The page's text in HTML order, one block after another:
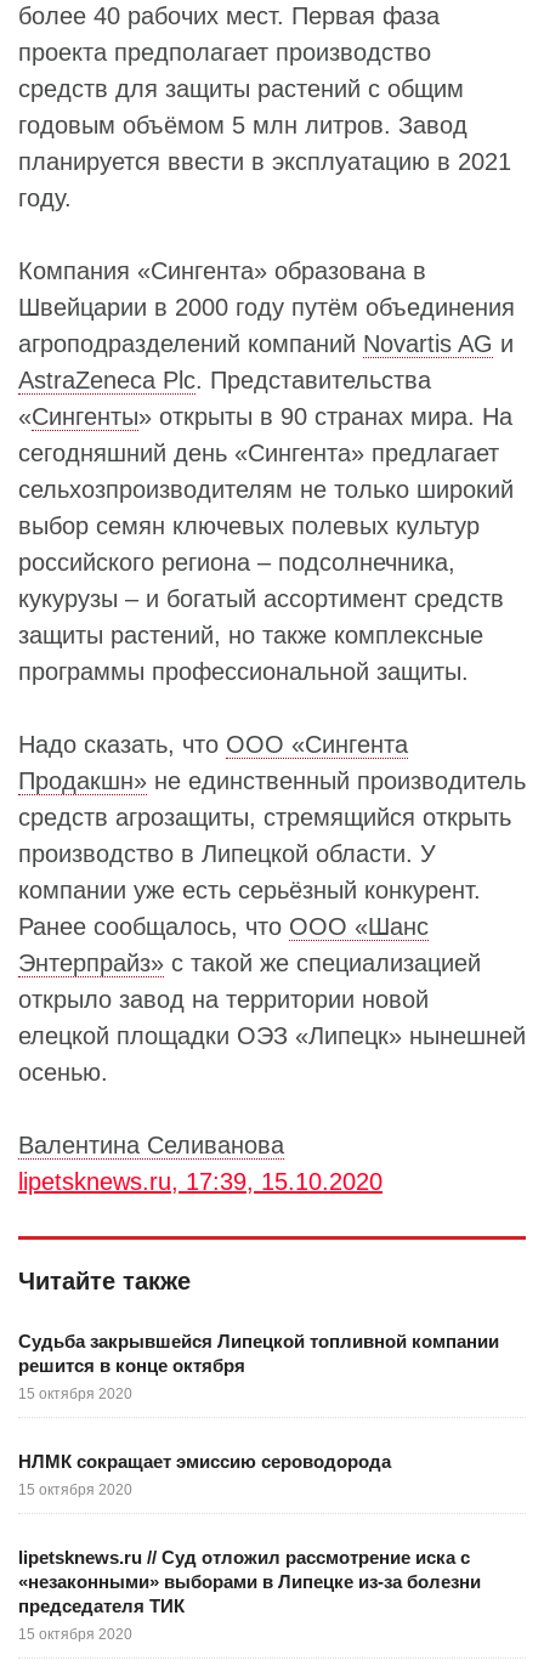
более 40 рабочих мест. Первая фаза
проекта предполагает производство
средств для защиты растений с общим
годовым объёмом 5 млн литров. Завод
планируется ввести в эксплуатацию в 2021
году.
Компания «Сингента» образована в
Швейцарии в 2000 году путём объединения
агроподразделений компаний Novartis AG и
AstraZeneca Plc. Представительства
«Сингенты» открыты в 90 странах мира. На
сегодняшний день «Сингента» предлагает
сельхозпроизводителям не только широкий
выбор семян ключевых полевых культур
российского региона – подсолнечника,
кукурузы – и богатый ассортимент средств
защиты растений, но также комплексные
программы профессиональной защиты.
Надо сказать, что ООО «Сингента
Продакшн» не единственный производитель
средств агрозащиты, стремящийся открыть
производство в Липецкой области. У
компании уже есть серьёзный конкурент.
Ранее сообщалось, что ООО «Шанс
Энтерпрайз» с такой же специализацией
открыло завод на территории новой
елецкой площадки ОЭЗ «Липецк» нынешней
осенью.
Валентина Селиванова
lipetsknews.ru, 17:39, 15.10.2020
Читайте также
Судьба закрывшейся Липецкой топливной компании
решится в конце октября
15 октября 2020
НЛМК сокращает эмиссию сероводорода
15 октября 2020
lipetsknews.ru // Суд отложил рассмотрение иска с
«незаконными» выборами в Липецке из-за болезни
председателя ТИК
15 октября 2020